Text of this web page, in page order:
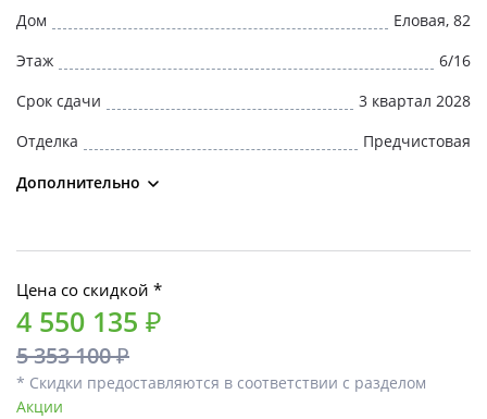
Дом
Еловая, 82
Этаж
6/16
Срок сдачи
3 квартал 2028
Отделка
Предчистовая
Дополнительно
Цена со скидкой *
4 550 135 ₽
5 353 100 ₽
* Скидки предоставляются в соответствии с разделом
Акции